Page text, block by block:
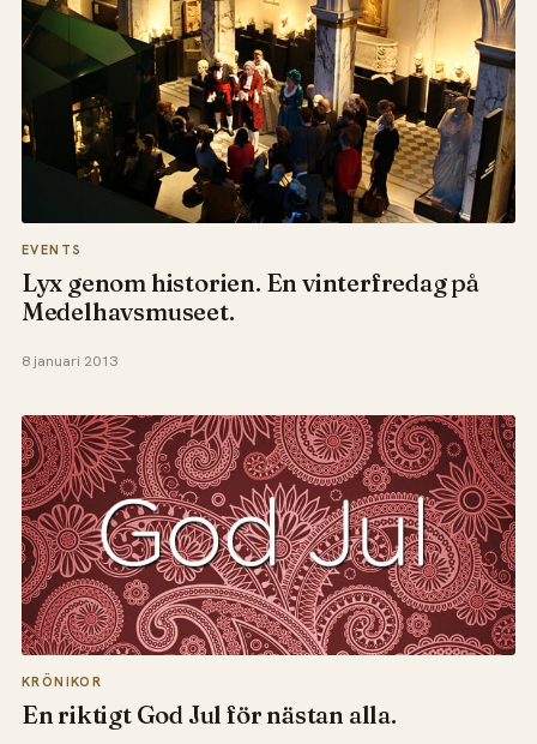
EVENTS
Lyx genom historien. En vinterfredag på
Medelhavsmuseet.
8 januari 2013
KRÖNIKOR
En riktigt God Jul för nästan alla.